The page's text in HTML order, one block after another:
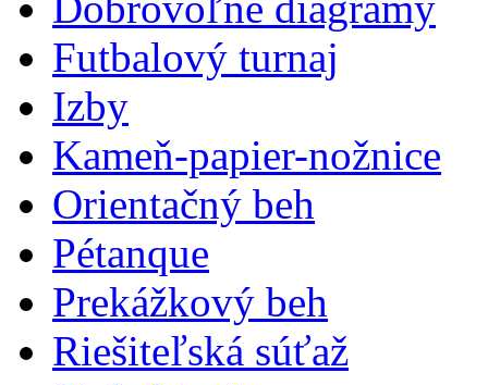
Futbalový turnaj
Izby
Kameň-papier-nožnice
Orientačný beh
Pétanque
Prekážkový beh
Riešiteľská súťaž